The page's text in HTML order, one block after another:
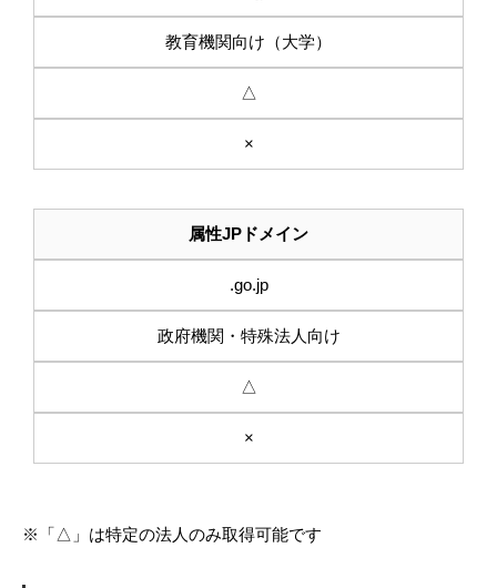
教育機関向け（大学）
△
×
属性JPドメイン
.go.jp
政府機関・特殊法人向け
△
×
※「△」は特定の法人のみ取得可能です